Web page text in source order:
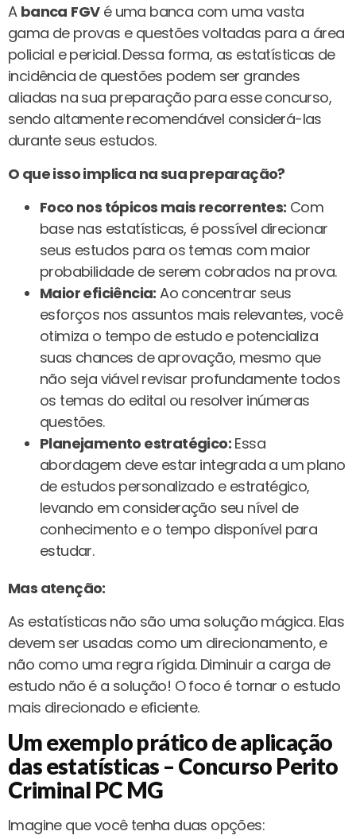
A banca FGVé uma banca com uma vasta
gama de provas e questões voltadas para a área
policial e pericial. Dessa forma, as estatísticas de
incidência de questões podem ser grandes
aliadas na sua preparação para esse concurso,
sendo altamente recomendável considerá-las
durante seus estudos.
O que isso implica na sua preparação?
Foco nos tópicos mais recorrentes: Com
base nas estatísticas, é possível direcionar
seus estudos para os temas com maior
probabilidade de serem cobrados na prova.
Maior eficiência: Ao concentrar seus
esforços nos assuntos mais relevantes, você
otimiza o tempo de estudo e potencializa
suas chances de aprovação, mesmo que
não seja viável revisar profundamente todos
os temas do edital ou resolver inúmeras
questões.
Planejamento estratégico: Essa
abordagem deve estar integrada a um plano
de estudos personalizado e estratégico,
levando em consideração seu nível de
conhecimento e o tempo disponível para
estudar.
Mas atenção:
As estatísticas não são uma solução mágica. Elas
devem ser usadas como um direcionamento, e
não como uma regra rígida. Diminuir a carga de
estudo não é a solução! O foco é tornar o estudo
mais direcionado e eficiente.
Um exemplo prático de aplicação
das estatísticas – Concurso Perito
Criminal PC MG
Imagine que você tenha duas opções: